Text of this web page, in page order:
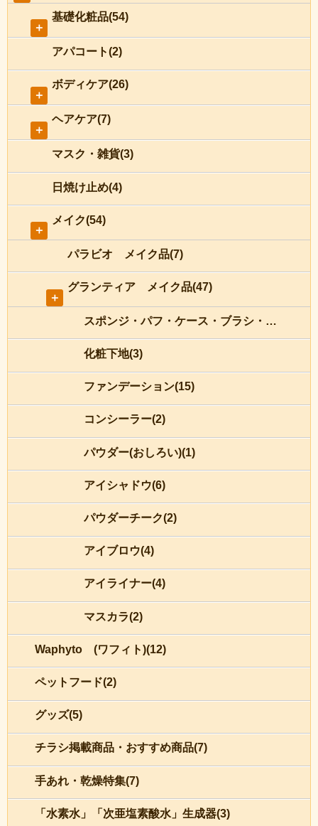
＋
基礎化粧品(54)
アパコート(2)
＋
ボディケア(26)
＋
ヘアケア(7)
マスク・雑貨(3)
日焼け止め(4)
＋
メイク(54)
パラビオ メイク品(7)
＋
グランティア メイク品(47)
スポンジ・パフ・ケース・ブラシ・チップ(8)
化粧下地(3)
ファンデーション(15)
コンシーラー(2)
パウダー(おしろい)(1)
アイシャドウ(6)
パウダーチーク(2)
アイブロウ(4)
アイライナー(4)
マスカラ(2)
Waphyto (ワフィト)(12)
ペットフード(2)
グッズ(5)
チラシ掲載商品・おすすめ商品(7)
手あれ・乾燥特集(7)
「水素水」「次亜塩素酸水」生成器(3)